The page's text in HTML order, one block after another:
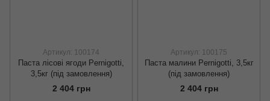
Артикул: 100174
Паста лісові ягоди Pernigotti,
3,5кг (під замовлення)
2 404 грн
Артикул: 100175
Паста малини Pernigotti, 3,5кг
(під замовлення)
2 404 грн